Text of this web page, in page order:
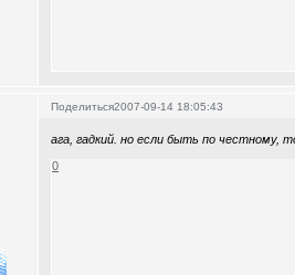
Поделиться2007-09-14 18:05:43
ага, гадкий. но если быть по честному,
0